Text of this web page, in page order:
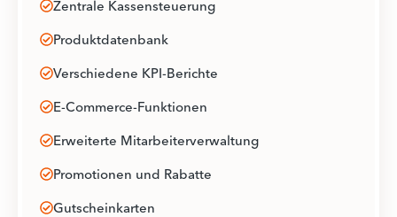
Zentrale Kassensteuerung
Produktdatenbank
Verschiedene KPI-Berichte
E-Commerce-Funktionen
Erweiterte Mitarbeiterverwaltung
Promotionen und Rabatte
Gutscheinkarten